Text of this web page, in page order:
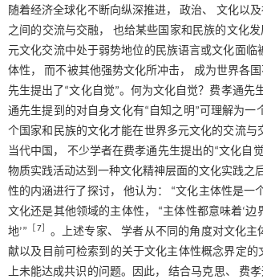
随着经济全球化不断向纵深推进， 政治、 文化以
之间的交流与交融， 也给某些国家和民族的文化
元文化交流中处于弱势地位的民族语言或文化面
体性， 而不被其他强势文化所冲击， 成为世界各
先生提出了“文化自觉”。何为文化自觉？费孝通先
通先生提到的对自身文化有“自知之明”可理解为
个国家和民族的文化才能在世界多元文化的交流
当代中国， 不少学者在费孝通先生提出的“文化自
物质实践活动达到一种文化精神层面的文化实践之
性的内涵进行了探讨， 他认为： “文化主体性是
文化还是其他领域的主体性， “主体性都意味着‘
地’”
7］ 。上述专家、 学者从不同的角度对文化
献以及目前可检索到的关于文化主体性概念界定
上未能达成共识的问题。因此， 结合马克思、 费